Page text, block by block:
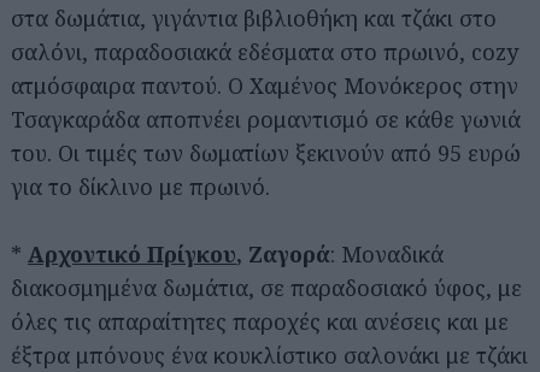
στα δωμάτια, γιγάντια βιβλιοθήκη και τζάκι στο
σαλόνι, παραδοσιακά εδέσματα στο πρωινό, cozy
ατμόσφαιρα παντού. Ο Χαμένος Μονόκερος στην
Τσαγκαράδα αποπνέει ρομαντισμό σε κάθε γωνιά
του. Οι τιμές των δωματίων ξεκινούν από 95 ευρώ
για το δίκλινο με πρωινό.
* Αρχοντικό Πρίγκου, Ζαγορά: Μοναδικά
διακοσμημένα δωμάτια, σε παραδοσιακό ύφος, με
όλες τις απαραίτητες παροχές και ανέσεις και με
έξτρα μπόνους ένα κουκλίστικο σαλονάκι με τζάκι